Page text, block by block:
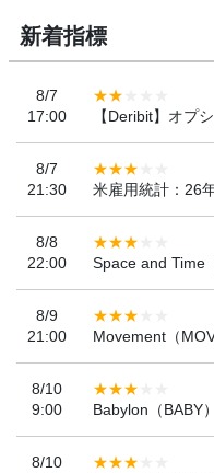
新着指標
8/7
17:00
【Deribit】オプ
8/7
21:30
米雇用統計：26
8/8
22:00
Space and Time
8/9
21:00
Movement（
8/10
9:00
Babylon（BABY
8/10